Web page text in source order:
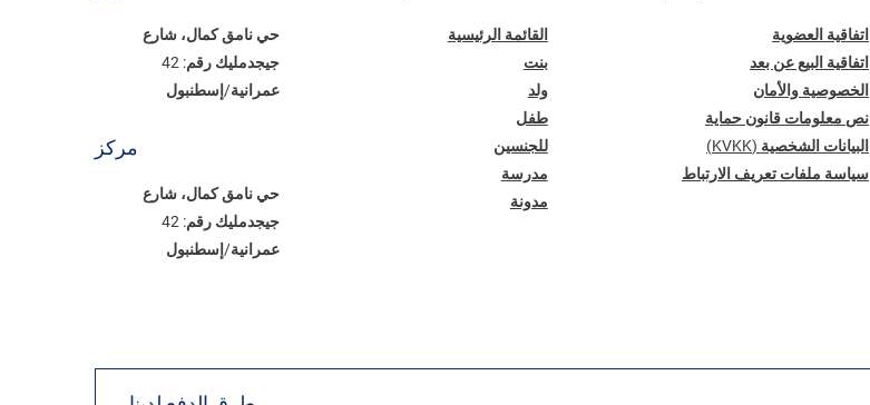
حي نامق كمال، شارع
جيجدمليك رقم: 42
عمرانية/إسطنبول
مركز
حي نامق كمال، شارع
جيجدمليك رقم: 42
عمرانية/إسطنبول
القائمة الرئيسية
بنت
ولد
طفل
للجنسين
مدرسة
مدونة
اتفاقية العضوية
اتفاقية البيع عن بعد
الخصوصية والأمان
نص معلومات قانون حماية
البيانات الشخصية (KVKK)
سياسة ملفات تعريف الارتباط